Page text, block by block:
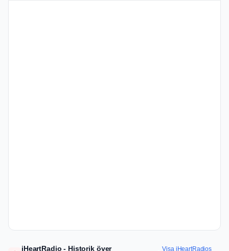
iHeartRadio - Historik över
Visa iHeartRadios